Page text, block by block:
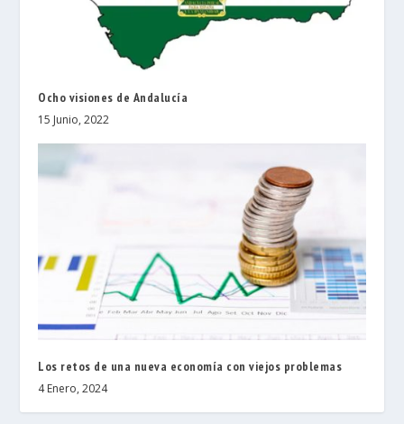
Ocho visiones de Andalucía
15 Junio, 2022
Los retos de una nueva economía con viejos problemas
4 Enero, 2024